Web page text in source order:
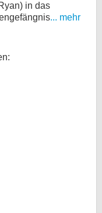
in das
... mehr